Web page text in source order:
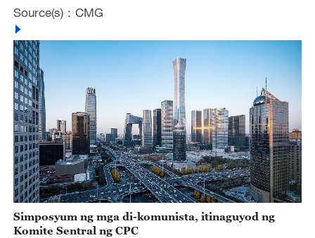
Source(s)：CMG
Simposyum ng mga di-komunista, itinaguyod ng
Komite Sentral ng CPC